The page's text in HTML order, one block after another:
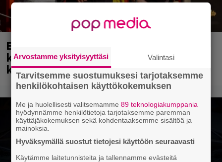
Eppu Normaali soitti viimeisen
keikkansa – nämä kappaleet sillä
kuultiin
Arvostamme yksityisyyttäsi Valintasi
Tarvitsemme suostumuksesi tarjotaksemme
henkilökohtaisen käyttökokemuksen
Me ja huolellisesti valitsemamme89 teknologiakumppania
hyödynnämme henkilötietoja tarjotaksemme paremman
käyttäjäkokemuksen sekä kohdentaaksemme sisältöä ja
mainoksia.
Hyväksymällä suostut tietojesi käyttöön seuraavasti
Käytämme laitetunnisteita ja tallennamme evästeitä